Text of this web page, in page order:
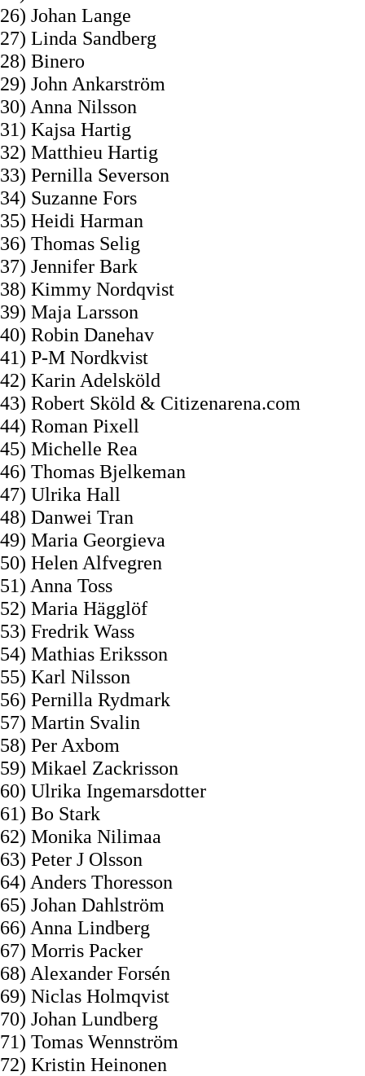
26) Johan Lange
27) Linda Sandberg
28) Binero
29) John Ankarström
30) Anna Nilsson
31) Kajsa Hartig
32) Matthieu Hartig
33) Pernilla Severson
34) Suzanne Fors
35) Heidi Harman
36) Thomas Selig
37) Jennifer Bark
38) Kimmy Nordqvist
39) Maja Larsson
40) Robin Danehav
41) P-M Nordkvist
42) Karin Adelsköld
43) Robert Sköld & Citizenarena.com
44) Roman Pixell
45) Michelle Rea
46) Thomas Bjelkeman
47) Ulrika Hall
48) Danwei Tran
49) Maria Georgieva
50) Helen Alfvegren
51) Anna Toss
52) Maria Hägglöf
53) Fredrik Wass
54) Mathias Eriksson
55) Karl Nilsson
56) Pernilla Rydmark
57) Martin Svalin
58) Per Axbom
59) Mikael Zackrisson
60) Ulrika Ingemarsdotter
61) Bo Stark
62) Monika Nilimaa
63) Peter J Olsson
64) Anders Thoresson
65) Johan Dahlström
66) Anna Lindberg
67) Morris Packer
68) Alexander Forsén
69) Niclas Holmqvist
70) Johan Lundberg
71) Tomas Wennström
72) Kristin Heinonen